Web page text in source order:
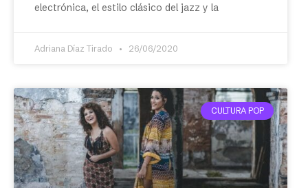
electrónica, el estilo clásico del jazz y la
Adriana Díaz Tirado 26/06/2020
CULTURA POP